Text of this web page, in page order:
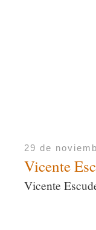
29 de
Vicente
Vicente